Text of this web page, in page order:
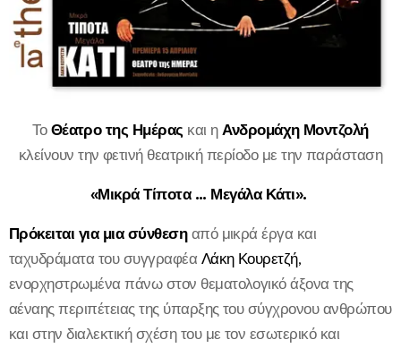
ΤοΘέατρο της Ημέρας και ηΑνδρομάχη Μοντζολή
κλείνουν την φετινή θεατρική περίοδο με την παράσταση
«Μικρά Τίποτα ... Μεγάλα Κάτι».
Πρόκειται για μια σύνθεσηαπό μικρά έργα και
ταχυδράματα του συγγραφέα Λάκη Κουρετζή,
ενορχηστρωμένα πάνω στον θεματολογικό άξονα της
αέναης περιπέτειας της ύπαρξης του σύγχρονου ανθρώπου
και στην διαλεκτική σχέση του με τον εσωτερικό και